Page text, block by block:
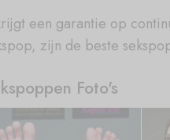
een garantie op
zijn de beste
Foto's